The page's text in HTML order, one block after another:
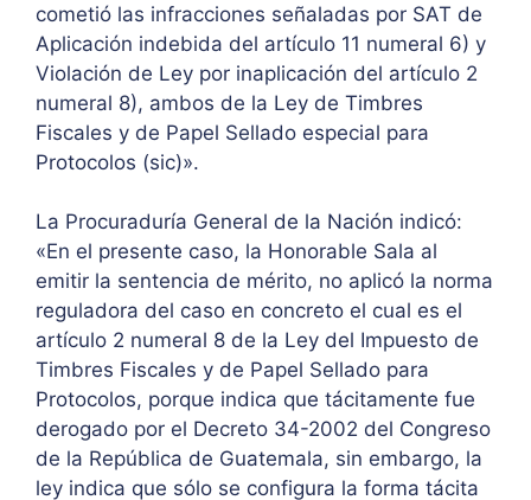
cometió las infracciones señaladas por SAT de
Aplicación indebida del artículo 11 numeral 6) y
Violación de Ley por inaplicación del artículo 2
numeral 8), ambos de la Ley de Timbres
Fiscales y de Papel Sellado especial para
Protocolos (sic)».
La Procuraduría General de la Nación indicó:
«En el presente caso, la Honorable Sala al
emitir la sentencia de mérito, no aplicó la norma
reguladora del caso en concreto el cual es el
artículo 2 numeral 8 de la Ley del Impuesto de
Timbres Fiscales y de Papel Sellado para
Protocolos, porque indica que tácitamente fue
derogado por el Decreto 34-2002 del Congreso
de la República de Guatemala, sin embargo, la
ley indica que sólo se configura la forma tácita